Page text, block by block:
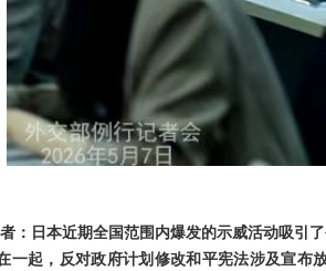
：日本近期全国范围内爆发的示威活动吸引
一起，反对政府计划修改和平宪法涉及宣